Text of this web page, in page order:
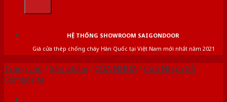
HỆ THỐNG SHOWROOM SAIGONDOOR
Giá cửa thép chống cháy Hàn Quốc tại Việt Nam mới nhất năm 2021
Trang chủ /Sản phẩm /CỬA NHỰA/Cửa Nhựa Gỗ
Composite